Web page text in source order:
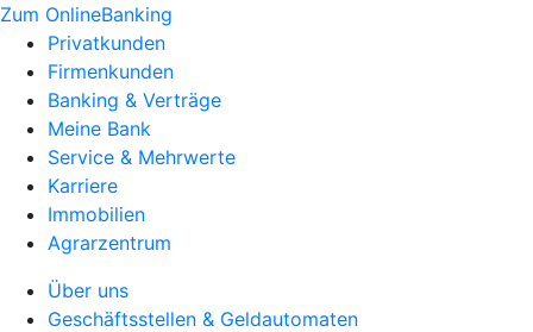
Zum OnlineBanking
Privatkunden
Firmenkunden
Banking & Verträge
Meine Bank
Service & Mehrwerte
Karriere
Immobilien
Agrarzentrum
Über uns
Geschäftsstellen & Geldautomaten